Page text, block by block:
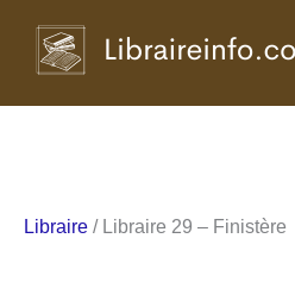
Libraire / Libraire 29 – Finistère